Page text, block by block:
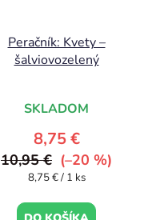
Peračník: Kvety –
šalviovozelený
SKLADOM
8,75 €
10,95 € (–20 %)
Jednotková
8,75 € / 1 ks